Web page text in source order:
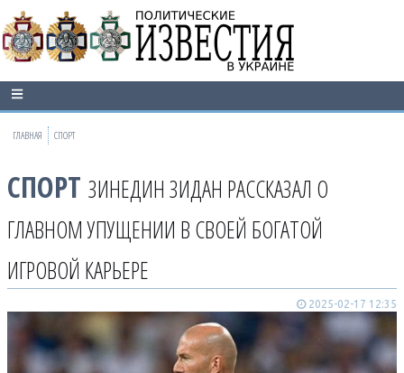
ГЛАВНАЯ СПОРТ
СПОРТ ЗИНЕДИН ЗИДАН РАССКАЗАЛ О
ГЛАВНОМ УПУЩЕНИИ В СВОЕЙ БОГАТОЙ
ИГРОВОЙ КАРЬЕРЕ
2025-02-17 12:35